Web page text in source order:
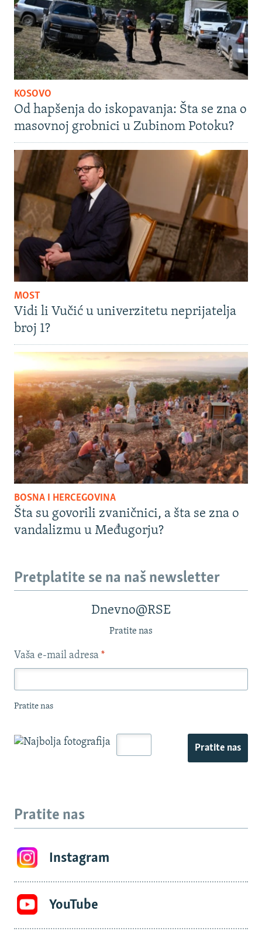
KOSOVO
Od hapšenja do iskopavanja: Šta se zna o
masovnoj grobnici u Zubinom Potoku?
MOST
Vidi li Vučić u univerzitetu neprijatelja
broj 1?
BOSNA I HERCEGOVINA
Šta su govorili zvaničnici, a šta se zna o
vandalizmu u Međugorju?
Pretplatite se na naš newsletter
Dnevno@RSE
Pratite nas
Vaša e-mail adresa *
Pratite nas
Pratite nas
Pratite nas
Instagram
YouTube